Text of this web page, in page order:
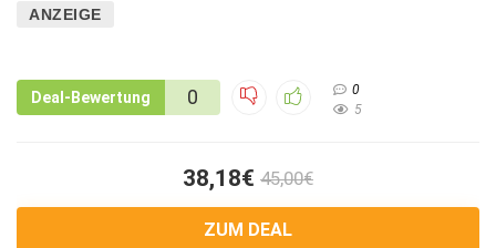
ANZEIGE
Deal-Bewertung 0
0
5
38,18€ 45,00€
ZUM DEAL